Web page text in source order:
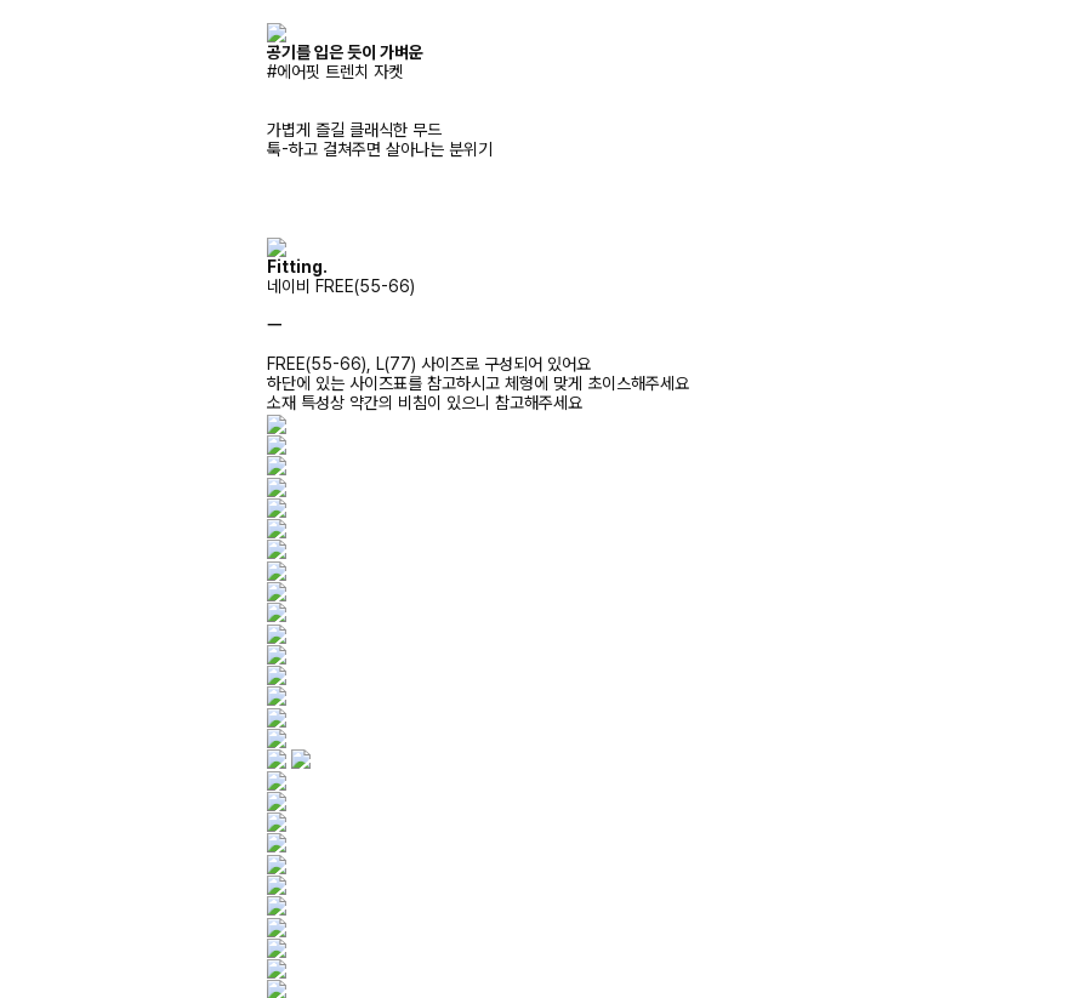
공기를 입은 듯이 가벼운
#에어핏 트렌치 자켓
가볍게 즐길 클래식한 무드
툭-하고 걸쳐주면 살아나는 분위기
Fitting.
네이비 FREE(55-66)
ㅡ
FREE(55-66), L(77) 사이즈로 구성되어 있어요
하단에 있는 사이즈표를 참고하시고 체형에 맞게 초이스해주세요
소재 특성상 약간의 비침이 있으니 참고해주세요